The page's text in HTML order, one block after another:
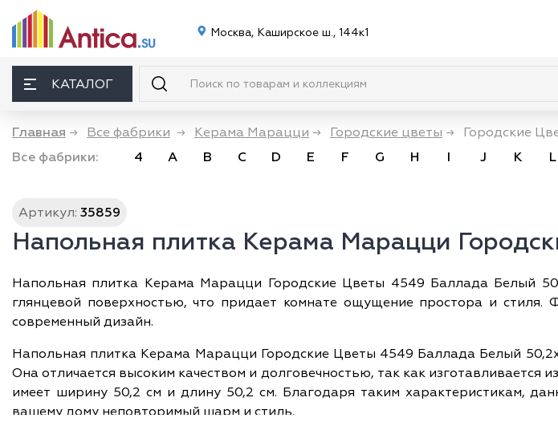
Москва, Каширское ш., 144к1
КАТАЛОГ
Главная → Все фабрики → Керама Марацци → Городские цветы →
Городские
Все фабрики:
4 A B C D E F G H I J K L
Артикул: 35859
Напольная плитка Керама Марацци
Напольная плитка Керама Марацци Городские Цветы 4549 Баллада Белый
глянцевой поверхностью, что придает комнате ощущение простора и
современный дизайн.
Напольная плитка Керама Марацци Городские Цветы 4549 Баллада Белый
Она отличается высоким качеством и долговечностью, так как
имеет ширину 50,2 см и длину 50,2 см. Благодаря таким характеристикам,
вашему дому неповторимый шарм и стиль.